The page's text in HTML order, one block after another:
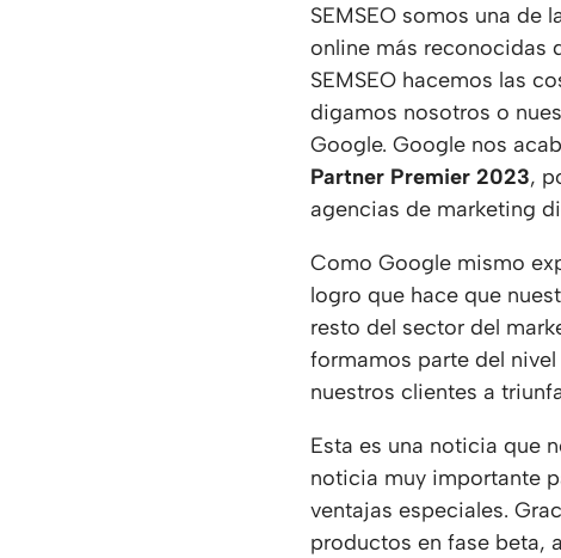
SEMSEO somos una de
online más reconocidas
SEMSEO hacemos las
digamos nosotros o
Google. Google nos
Partner Premier 2023,
agencias de marketing
Como Google mismo
logro que hace que
resto del sector del
formamos parte del
nuestros clientes a
Esta es una noticia que
noticia muy importante
ventajas especiales.
productos en fase beta,